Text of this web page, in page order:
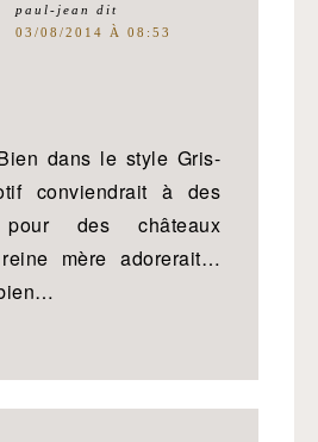
paul-jean
dit
03/08/2014 À 08:53
dans le style Gris-
conviendrait à des
pour des châteaux
mère adorerait…